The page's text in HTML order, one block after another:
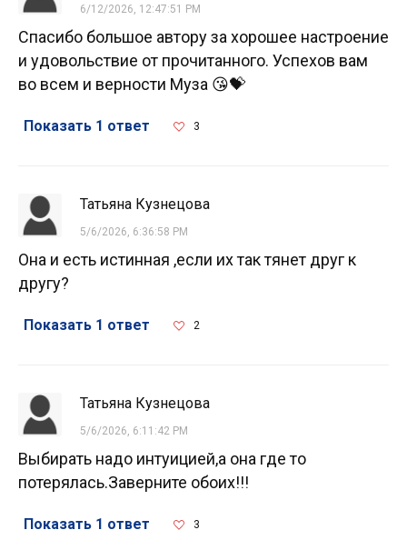
6/12/2026, 12:47:51 PM
Спасибо большое автору за хорошее настроение
и удовольствие от прочитанного. Успехов вам
во всем и верности Муза 😘💝
Показать 1 ответ 3
Татьяна Кузнецова
5/6/2026, 6:36:58 PM
Она и есть истинная ,если их так тянет друг к
другу?
Показать 1 ответ 2
Татьяна Кузнецова
5/6/2026, 6:11:42 PM
Выбирать надо интуицией,а она где то
потерялась.Заверните обоих!!!
Показать 1 ответ 3